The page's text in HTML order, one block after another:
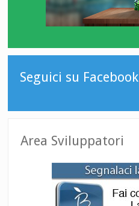
Seguici su Facebook
Area Sviluppatori